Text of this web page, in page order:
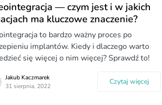
— czym jest i w jakich
ma kluczowe znaczenie?
to bardzo ważny proces po
implantów. Kiedy i dlaczego warto
się więcej o nim więcej? Sprawdź to!
Jakub Kaczmarek
31 sierpnia, 2022
Czytaj więcej